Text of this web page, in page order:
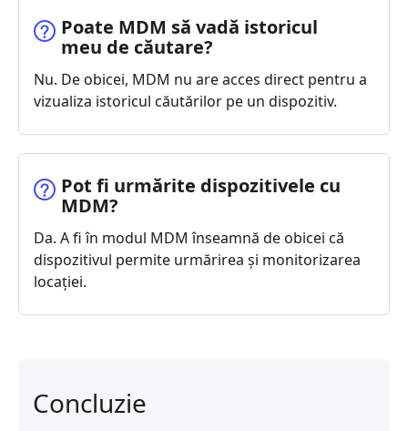
Poate MDM să vadă istoricul
meu de căutare?
Nu. De obicei, MDM nu are acces direct pentru a
vizualiza istoricul căutărilor pe un dispozitiv.
Pot fi urmărite dispozitivele cu
MDM?
Da. A fi în modul MDM înseamnă de obicei că
dispozitivul permite urmărirea și monitorizarea
locației.
Concluzie